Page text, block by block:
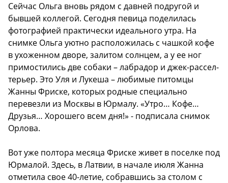
Сейчас Ольга вновь рядом с давней подругой и
бывшей коллегой. Сегодня певица поделилась
фотографией практически идеального утра. На
снимке Ольга уютно расположилась с чашкой кофе
в ухоженном дворе, залитом солнцем, а у ее ног
примостились две собаки – лабрадор и джек-рассел-
терьер. Это Уля и Лукеша – любимые питомцы
Жанны Фриске, которых родные специально
перевезли из Москвы в Юрмалу. «Утро… Кофе…
Друзья… Хорошего всем дня!» - подписала снимок
Орлова.
Вот уже полтора месяца Фриске живет в поселке под
Юрмалой. Здесь, в Латвии, в начале июля Жанна
отметила свое 40-летие, собравшись за столом с